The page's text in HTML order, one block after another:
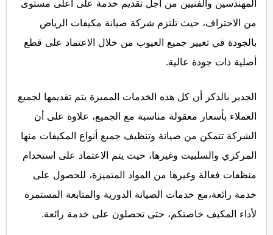
المهندسين والفنيين من أجل تقديم خدمة على أعلى مستوى
من الاحتراف، حيث تلتزم شركة صيانة مكيفات الرياض
بالجودة في تغيير جميع العيوب من خلال الاعتماد على قطع
أصلية ذات جودة عالية.
الجدير بالذكر أن كل هذه الخدمات المميزة يتم تقديمها لجميع
العملاء بأسعار معقولة مناسبة مع الجميع، علاوة على أن
الشركة تتمكن من صيانة وتنظيف جميع أنواع المكيفات منها
المركزي والسلبيت وغيرها، حيث يتم الاعتماد على استخدام
منظفات فعالة وغيرها من المواد المتميزة، للحصول على
خدمة رائعة،مع خدمات الصيانة الدورية والمتابعة المستمرة
لأداء المكيف خاصتكم، حتى تحصلون على خدمة رائعة.